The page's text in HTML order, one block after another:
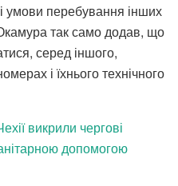
умови перебування інших
так само додав, що
серед іншого,
і їхнього технічного
викрили чергові
допомогою